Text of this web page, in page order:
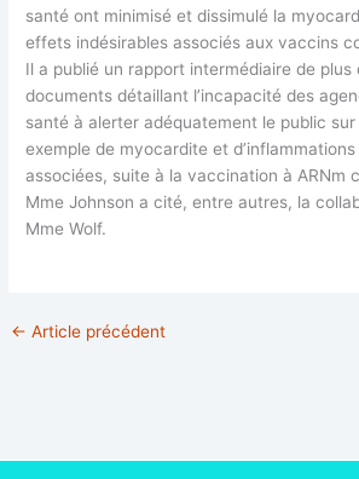
santé ont minimisé et dissimulé la
effets indésirables associés aux vaccins
Il a publié un rapport intermédiaire de
documents détaillant l’incapacité des
santé à alerter adéquatement le public
exemple de myocardite et
associées, suite à la vaccination à ARNm
Mme Johnson a cité, entre autres, la
Mme Wolf.
← Article précédent